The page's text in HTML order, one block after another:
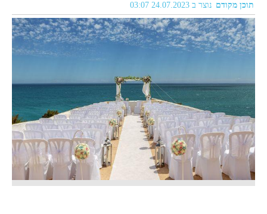
תוכן מקודם נוצר ב 24.07.2023 03:07